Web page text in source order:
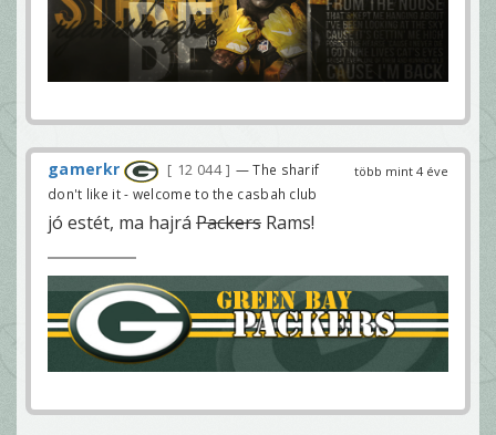
több mint 4 éve
gamerkr 12 044
— The sharif
don't like it - welcome to the casbah club
jó estét, ma hajrá Packers Rams!